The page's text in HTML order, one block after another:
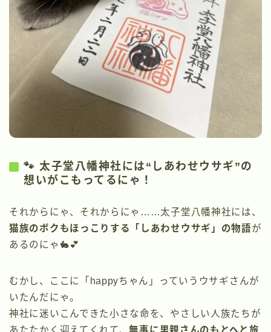
🐾 太子堂八幡神社には“しあわせウサギ”の
想いがこもってるにゃ！
それからにゃ、それからにゃ……太子堂八幡神社には、
猫族のボクもほっこりする「しあわせウサギ」の物語が
あるのにゃ🐇💕
むかし、ここに「happyちゃん」っていうウサギさんが
いたんだにゃ。
神社に迷いこんできた小さな命を、やさしい人族たちが